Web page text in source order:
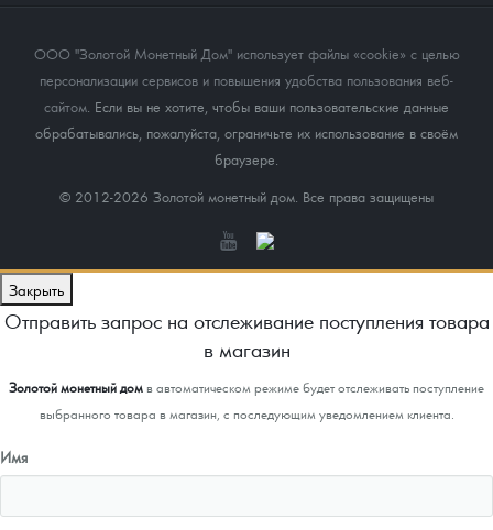
ООО "Золотой Монетный Дом" использует файлы «cookie» с целью
персонализации сервисов и повышения удобства пользования веб-
сайтом. Если вы не хотите, чтобы ваши пользовательские данные
обрабатывались, пожалуйста, ограничьте их использование в своём
браузере.
© 2012-2026 Золотой монетный дом. Все права защищены
Закрыть
Отправить запрос на отслеживание поступления товара
в магазин
Золотой монетный домв автоматическом режиме будет отслеживать поступление
выбранного товара в магазин, с последующим уведомлением клиента.
Имя